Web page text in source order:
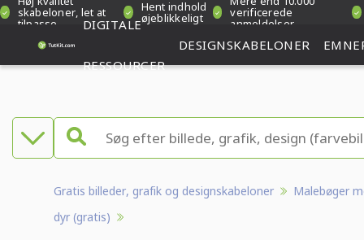
skabeloner, let at
tilpasse
Hent indhold
øjeblikkeligt verificerede
anmeldelser
DIGITALE
RESSOURCER
DESIGNSKABELONER
Gratis billeder, grafik og designskabeloner
Malebøger
dyr (gratis)